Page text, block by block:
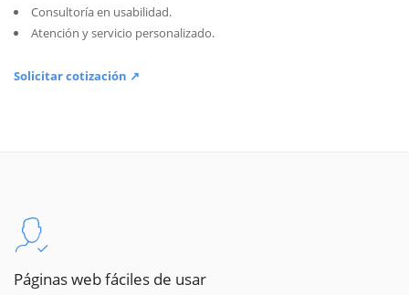
Consultoría en usabilidad.
Atención y servicio personalizado.
Solicitar cotización ↗
Páginas web fáciles de usar